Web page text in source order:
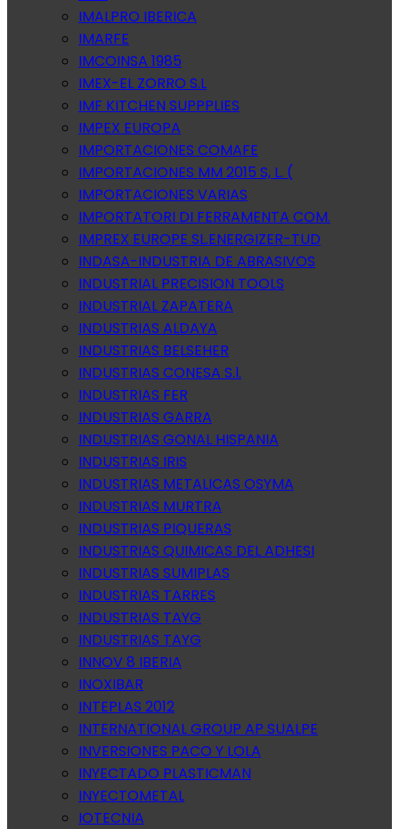
IMALPRO IBERICA
IMARFE
IMCOINSA 1985
IMEX-EL ZORRO S.L
IMF KITCHEN SUPPPLIES
IMPEX EUROPA
IMPORTACIONES COMAFE
IMPORTACIONES MM 2015 S, L. (
IMPORTACIONES VARIAS
IMPORTATORI DI FERRAMENTA COM.
IMPREX EUROPE SL.ENERGIZER-TUD
INDASA-INDUSTRIA DE ABRASIVOS
INDUSTRIAL PRECISION TOOLS
INDUSTRIAL ZAPATERA
INDUSTRIAS ALDAYA
INDUSTRIAS BELSEHER
INDUSTRIAS CONESA S.l.
INDUSTRIAS FER
INDUSTRIAS GARRA
INDUSTRIAS GONAL HISPANIA
INDUSTRIAS IRIS
INDUSTRIAS METALICAS OSYMA
INDUSTRIAS MURTRA
INDUSTRIAS PIQUERAS
INDUSTRIAS QUIMICAS DEL ADHESI
INDUSTRIAS SUMIPLAS
INDUSTRIAS TARRES
INDUSTRIAS TAYG
INDUSTRIAS TAYG
INNOV 8 IBERIA
INOXIBAR
INTEPLAS 2012
INTERNATIONAL GROUP AP SUALPE
INVERSIONES PACO Y LOLA
INYECTADO PLASTICMAN
INYECTOMETAL
IOTECNIA